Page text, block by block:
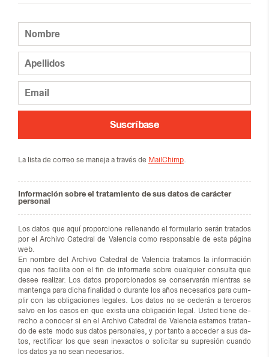
Suscríbase
La lis­ta de co­rreo se ma­ne­ja a tra­vés de MailChimp
Información sobre el tratamiento de sus datos de carácter
personal
Los da­tos que aquí pro­por­cio­ne re­lle­nan­do el for­mu­la­rio se­rán tra­ta­dos
por el Ar­chi­vo Ca­te­dral de Va­len­cia como res­pon­sa­ble de esta pá­gi­na
web.
En nom­bre del Ar­chi­vo Ca­te­dral de Va­len­cia tra­ta­mos la in­for­ma­ción
que nos fa­ci­li­ta con el fin de in­for­mar­le so­bre cual­quier con­sul­ta que
desee rea­li­zar. Los da­tos pro­por­cio­na­dos se con­ser­va­rán mien­tras se
man­ten­ga para di­cha fi­na­li­dad o du­ran­te los años ne­ce­sa­rios para cum­
plir con las obli­ga­cio­nes le­ga­les. Los da­tos no se ce­de­rán a ter­ce­ros
sal­vo en los ca­sos en que exis­ta una obli­ga­ción le­gal. Us­ted tie­ne de­
re­cho a co­no­cer si en el Ar­chi­vo Ca­te­dral de Va­len­cia es­ta­mos tra­tan­
do de este modo sus da­tos per­so­na­les, y por tan­to a ac­ce­der a sus da­
tos, rec­ti­fi­car los que sean inexac­tos o so­li­ci­tar su su­pre­sión cuan­do
los da­tos ya no sean ne­ce­sa­rios.